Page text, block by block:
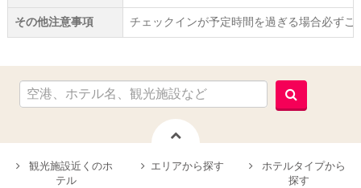
その他注意事項 チェックインが予定時間を過ぎる場合必ずご
観光施設近くのホ
テル
エリアから探す
ホテルタイプから
探す